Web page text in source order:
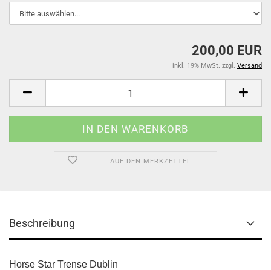
200,00 EUR
inkl. 19% MwSt. zzgl. Versand
AUF DEN MERKZETTEL
Beschreibung
Horse Star Trense Dublin